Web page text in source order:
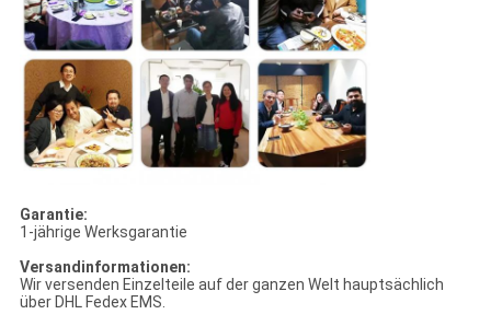
Garantie:
1-jährige Werksgarantie
Versandinformationen:
Wir versenden Einzelteile auf der ganzen Welt hauptsächlich
über DHL Fedex EMS.